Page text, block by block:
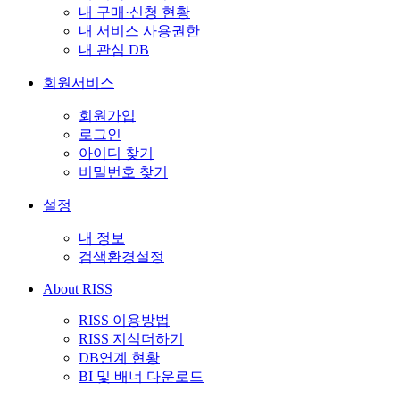
내 구매·신청 현황
내 서비스 사용권한
내 관심 DB
회원서비스
회원가입
로그인
아이디 찾기
비밀번호 찾기
설정
내 정보
검색환경설정
About RISS
RISS 이용방법
RISS 지식더하기
DB연계 현황
BI 및 배너 다운로드